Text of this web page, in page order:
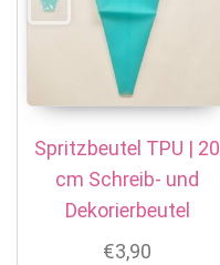
Spritzbeutel TPU | 20
cm Schreib- und
Dekorierbeutel
€3,90